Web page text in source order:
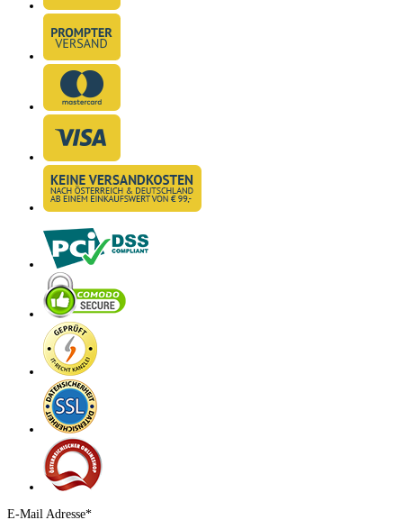
E-Mail Adresse*